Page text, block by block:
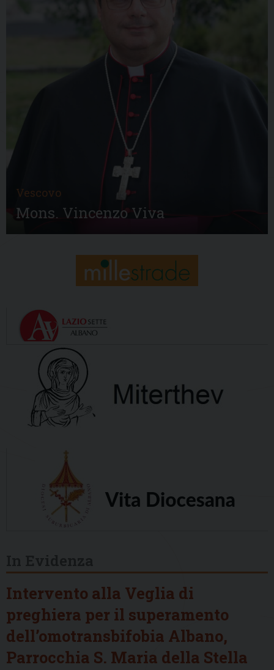
Vescovo
Mons. Vincenzo Viva
Intervento alla Veglia di
preghiera per il superamento
dell’omotransbifobia Albano,
Parrocchia S. Maria della Stella